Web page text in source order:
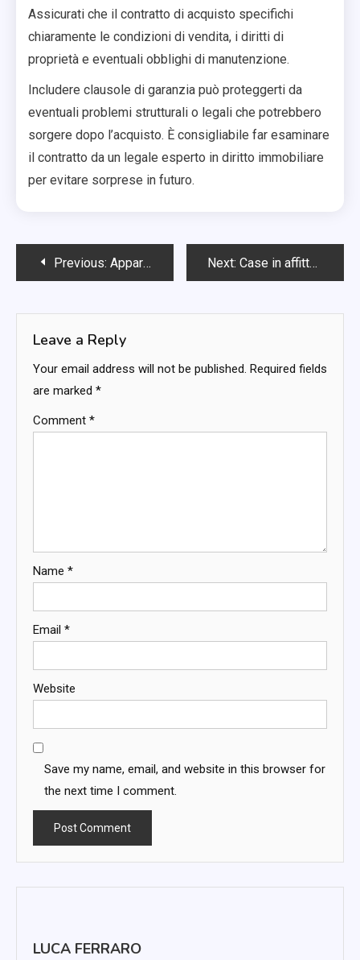
Assicurati che il contratto di acquisto specifichi
chiaramente le condizioni di vendita, i diritti di
proprietà e eventuali obblighi di manutenzione.
Includere clausole di garanzia può proteggerti da
eventuali problemi strutturali o legali che potrebbero
sorgere dopo l’acquisto. È consigliabile far esaminare
il contratto da un legale esperto in diritto immobiliare
per evitare sorprese in futuro.
PostPrevious: Appartamenti condivisi: economia, socializzazione, accessibilità Next: Case in affitto: flessibilità, personalizzazione, prezzi variabili
Leave a Reply
Your email address will not be published. Required fields
are marked *
Comment *
Name *
Email *
Website
Save my name, email, and website in this browser for
the next time I comment.
LUCA FERRARO